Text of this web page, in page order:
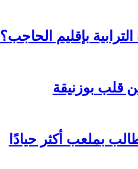
بإقليم الحاجب؟
قلب بوزنيقة
بملعب أكثر حيادًا